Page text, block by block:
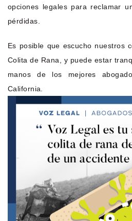
opciones legales para reclamar
pérdidas.
Es posible que escucho nuestros
Colita de Rana, y puede estar
manos de los mejores
California.